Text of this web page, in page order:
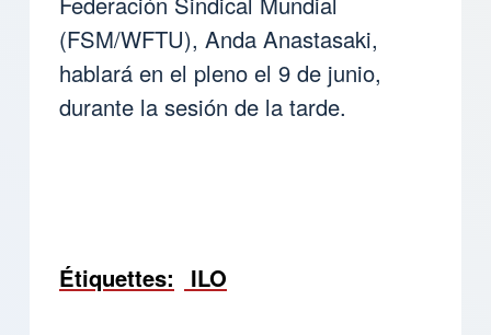
(FSM/WFTU), Anda Anastasaki,
hablará en el pleno el 9 de junio,
durante la sesión de la tarde.
Étiquettes ILO